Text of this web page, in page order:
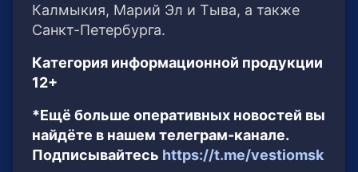
Калмыкия, Марий Эл и Тыва, а также
Санкт-Петербурга.
Категория информационной продукции
12+
*Ещё больше оперативных новостей вы
найдёте в нашем телеграм-канале.
Подписывайтесь https://t.me/vestiomsk